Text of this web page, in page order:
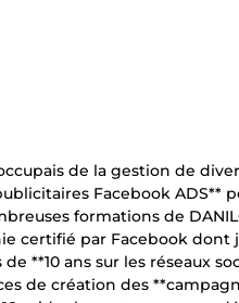
de la gestion de
Facebook ADS**
formations de
certifié par Facebook dont
**10 ans sur les réseaux
de création des